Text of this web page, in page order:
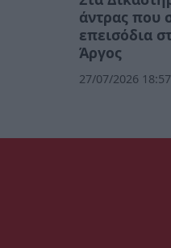
άντρας που
επεισόδια
Άργος
27/07/2026 18:57